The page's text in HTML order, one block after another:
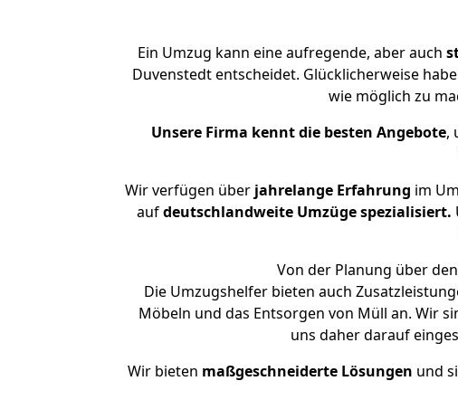
Ein Umzug kann eine aufregende, aber auch
Duvenstedt entscheidet. Glücklicherweise
wie möglich zu
Unsere Firma kennt die besten Angebote,
Wir verfügen über jahrelange Erfahrung im
aufdeutschlandweite Umzüge spezialisiert.
Von der Planung über
Die Umzugshelfer bieten auch
Möbeln und das Entsorgen von Müll an. Wir
uns daher darauf
Wir bieten maßgeschneiderte Lösungen und